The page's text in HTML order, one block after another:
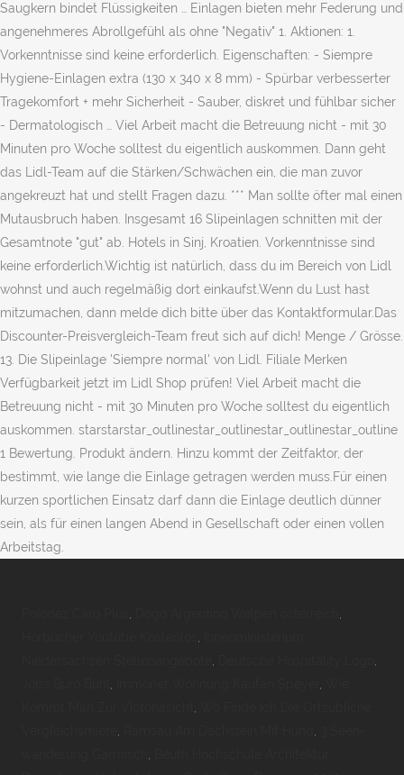
Saugkern bindet Flüssigkeiten … Einlagen bieten mehr Federung und
angenehmeres Abrollgefühl als ohne "Negativ" 1. Aktionen: 1.
Vorkenntnisse sind keine erforderlich. Eigenschaften: - Siempre
Hygiene-Einlagen extra (130 x 340 x 8 mm) - Spürbar verbesserter
Tragekomfort + mehr Sicherheit - Sauber, diskret und fühlbar sicher
- Dermatologisch … Viel Arbeit macht die Betreuung nicht - mit 30
Minuten pro Woche solltest du eigentlich auskommen. Dann geht
das Lidl-Team auf die Stärken/Schwächen ein, die man zuvor
angekreuzt hat und stellt Fragen dazu. *** Man sollte öfter mal einen
Mutausbruch haben. Insgesamt 16 Slipeinlagen schnitten mit der
Gesamtnote "gut" ab. Hotels in Sinj, Kroatien. Vorkenntnisse sind
keine erforderlich.Wichtig ist natürlich, dass du im Bereich von Lidl
wohnst und auch regelmäßig dort einkaufst.Wenn du Lust hast
mitzumachen, dann melde dich bitte über das Kontaktformular.Das
Discounter-Preisvergleich-Team freut sich auf dich! Menge / Grösse.
13. Die Slipeinlage 'Siempre normal' von Lidl. Filiale Merken
Verfügbarkeit jetzt im Lidl Shop prüfen! Viel Arbeit macht die
Betreuung nicht - mit 30 Minuten pro Woche solltest du eigentlich
auskommen. starstarstar_outlinestar_outlinestar_outlinestar_outline
1 Bewertung. Produkt ändern. Hinzu kommt der Zeitfaktor, der
bestimmt, wie lange die Einlage getragen werden muss.Für einen
kurzen sportlichen Einsatz darf dann die Einlage deutlich dünner
sein, als für einen langen Abend in Gesellschaft oder einen vollen
Arbeitstag.